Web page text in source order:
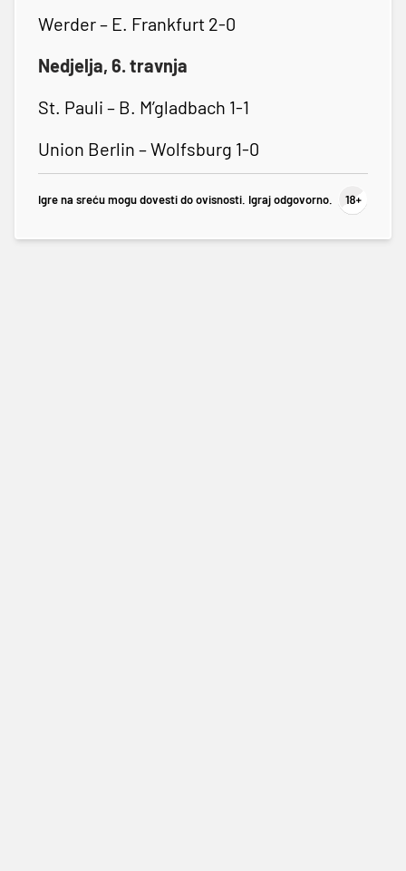
Werder – E. Frankfurt 2-0
Nedjelja, 6. travnja
St. Pauli – B. M’gladbach 1-1
Union Berlin – Wolfsburg 1-0
Igre na sreću mogu dovesti do ovisnosti. Igraj odgovorno.